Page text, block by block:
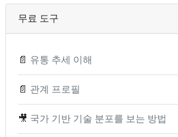
무료 도구
📄 유통 추세 이해
📄 관계 프로필
🎥 국가 기반 기술 분포를 보는 방법